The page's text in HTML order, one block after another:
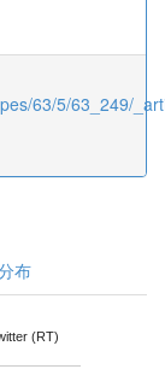
63/5/63_249/
布
(RT)